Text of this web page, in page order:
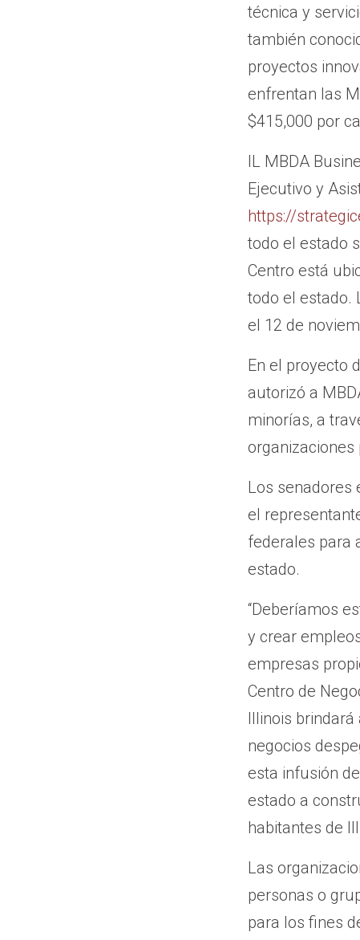
técnica y
también
proyectos
enfrentan las
$415,000 por
IL MBDA
Ejecutivo y
https://
todo el estado
Centro está
todo el estado.
el 12 de
En el proyecto
autorizó a
minorías, a
organizaciones
Los senadores
el
federales para
estado.
“Deberíamos
y crear
empresas
Centro de
Illinois
negocios
esta infusión
estado a
habitantes de
Las
personas o
para los fines